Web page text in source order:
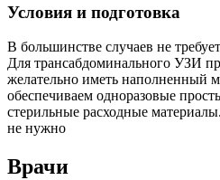
Условия и подготовка
В большинстве случаев не
Для трансабдоминального УЗИ
желательно иметь наполненный
обеспечиваем одноразовые
стерильные расходные
не нужно
Врачи